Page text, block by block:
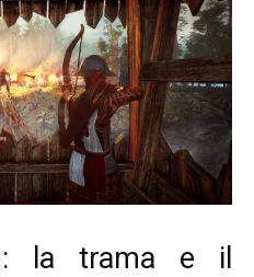
la trama e il